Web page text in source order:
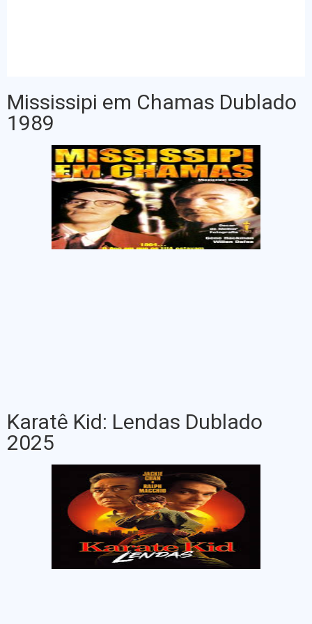
Mississipi em Chamas Dublado
1989
Karatê Kid: Lendas Dublado
2025